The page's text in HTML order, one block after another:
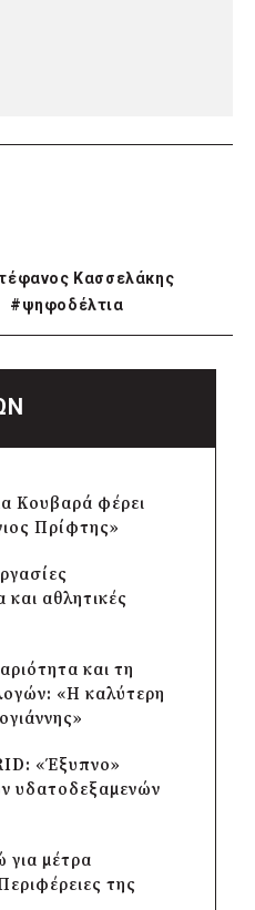
Κασσελάκης
#ψηφοδέλτια
Κουβαρά φέρει
Πρίφτης»
αθλητικές
και τη
«Η καλύτερη
«Έξυπνο»
υδατοδεξαμενών
μέτρα
της